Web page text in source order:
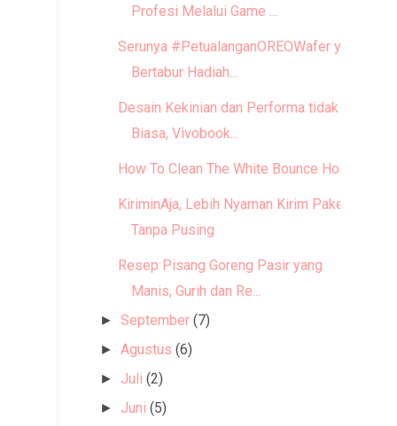
Profesi Melalui Game ...
Serunya #PetualanganOREOWafer yang
Bertabur Hadiah...
Desain Kekinian dan Performa tidak
Biasa, Vivobook...
How To Clean The White Bounce House
KiriminAja, Lebih Nyaman Kirim Paket
Tanpa Pusing
Resep Pisang Goreng Pasir yang
Manis, Gurih dan Re...
►September (7)
►Agustus (6)
► Juli (2)
► Juni (5)